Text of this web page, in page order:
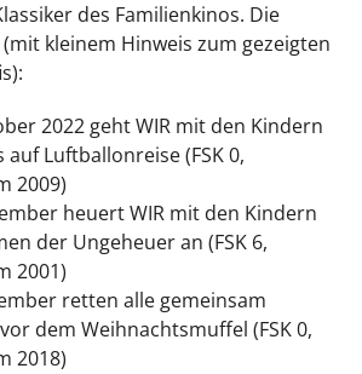
des Familienkinos. Die
kleinem Hinweis zum gezeigten
2022 geht WIR mit den Kindern
auf Luftballonreise (FSK 0,
2009)
heuert WIR mit den Kindern
der Ungeheuer an (FSK 6,
2001)
retten alle gemeinsam
dem Weihnachtsmuffel (FSK 0,
2018)